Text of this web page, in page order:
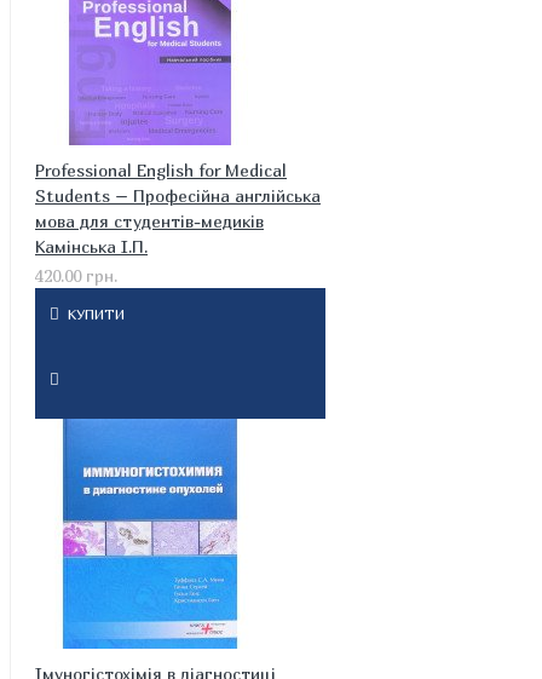
Professional English for Medical
Students – Професійна англійська
мова для студентів-медиків
Камінська І.П.
420.00 грн.
КУПИТИ
Імуногістохімія в діагностиці